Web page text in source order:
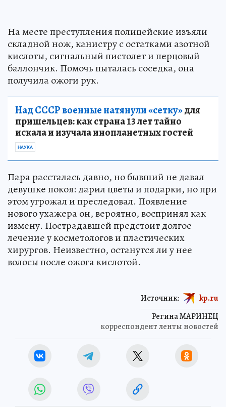
На месте преступления полицейские изъяли
складной нож, канистру с остатками азотной
кислоты, сигнальный пистолет и перцовый
баллончик. Помочь пыталась соседка, она
получила ожоги рук.
Над СССР военные натянули «сетку»для
пришельцев: как страна 13 лет тайно
искала и изучала инопланетных гостей
НАУКА
Пара рассталась давно, но бывший не давал
девушке покоя: дарил цветы и подарки, но при
этом угрожал и преследовал. Появление
нового ухажера он, вероятно, воспринял как
измену. Пострадавшей предстоит долгое
лечение у косметологов и пластических
хирургов. Неизвестно, останутся ли у нее
волосы после ожога кислотой.
Регина МАРИНЕЦ
корреспондент ленты новостей
Источник: kp.ru